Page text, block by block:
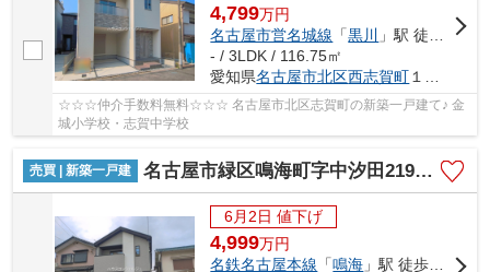
4,799万円
名古屋市営名城線 「黒川
」駅 徒歩14分
- / 3LDK / 116.75㎡
愛知県名古屋市北区西志賀町１丁目30
☆☆☆仲介手数料無料☆☆☆ 名古屋市北区志賀町の新築一戸建て♪ 金
城小学校・志賀中学校
売買 | 新築一戸建 名古屋市緑区鳴海町字中汐田219-4【仲介手数料無料】新築一戸建て 1号棟
6月2日 値下げ
4,999万円
名鉄名古屋本線 「鳴海 」駅 徒歩12分